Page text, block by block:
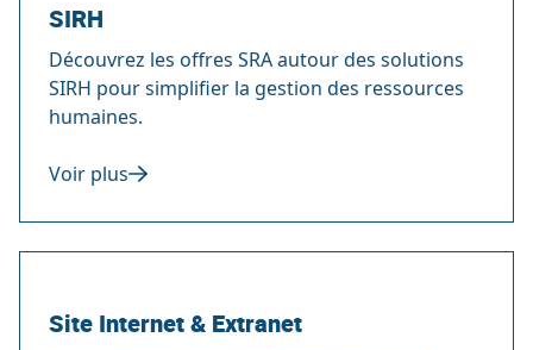
SIRH
Découvrez les offres SRA autour des solutions
SIRH pour simplifier la gestion des ressources
humaines.
Voir plus
Site Internet & Extranet